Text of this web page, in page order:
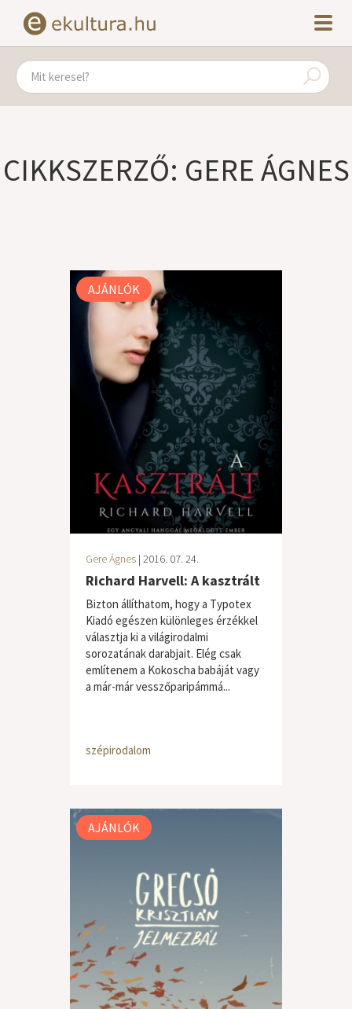
CIKKSZERZŐ: GERE ÁGNES
AJÁNLÓK
Gere Ágnes | 2016. 07. 24.
Richard Harvell: A kasztrált
Bizton állíthatom, hogy a Typotex
Kiadó egészen különleges érzékkel
választja ki a világirodalmi
sorozatának darabjait. Elég csak
említenem a Kokoscha babáját vagy
a már-már vesszőparipámmá...
szépirodalom
AJÁNLÓK